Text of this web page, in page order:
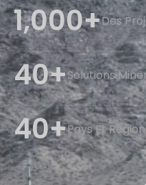
1,000+Des
40+Solutions
40+Pays Et